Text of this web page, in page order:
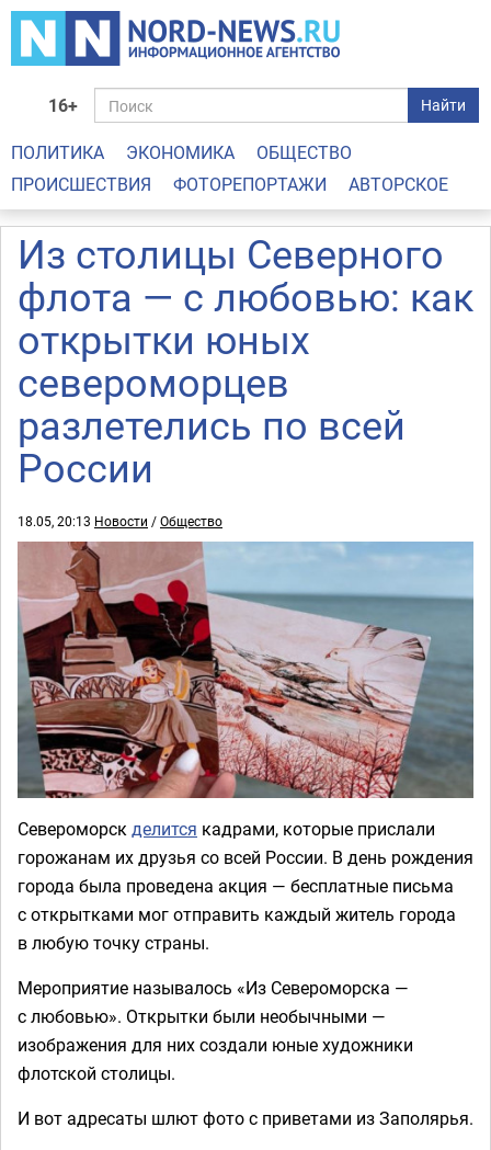
16+ Найти
ПОЛИТИКА ЭКОНОМИКА
ОБЩЕСТВО
ПРОИСШЕСТВИЯ
ФОТОРЕПОРТАЖИ АВТОРСКОЕ
Из столицы Северного
флота — с любовью: как
открытки юных
североморцев
разлетелись по всей
России
18.05, 20:13 Новости /Общество
Североморскделится кадрами, которые прислали
горожанам их друзья со всей России. В день рождения
города была проведена акция — бесплатные письма
с открытками мог отправить каждый житель города
в любую точку страны.
Мероприятие называлось «Из Североморска —
с любовью». Открытки были необычными —
изображения для них создали юные художники
флотской столицы.
И вот адресаты шлют фото с приветами из Заполярья.